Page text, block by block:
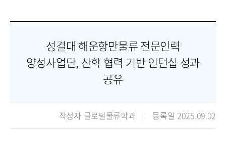
성결대 해운항만물류 전문인력
양성사업단, 산학 협력 기반 인턴십 성과
공유
작성자 글로벌물류학과 등록일 2025.09.02